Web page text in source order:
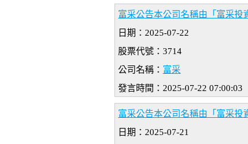
富采公告本公司名稱由「富采投
日期：2025-07-22
股票代號：3714
公司名稱： 富采
發言時間：2025-07-22 07:00:03
富采公告本公司名稱由「富采投
日期：2025-07-21